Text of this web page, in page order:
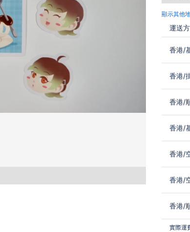
顯示其他
運送
香港/
香港/
香港/
香港/
香港/
香港/
香港/
實際運